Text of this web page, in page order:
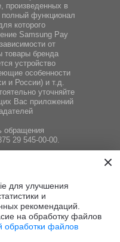
произведенных в
полный функционал
которого
Samsung Pay
от
товары бренда
устройство
особенности
и России) и т.д.
уточняйте
Вас приложений
обращения
29 545-00-00.
и
покупателей:
для улучшения
и
рекомендаций.
на обработку файлов
обработки файлов